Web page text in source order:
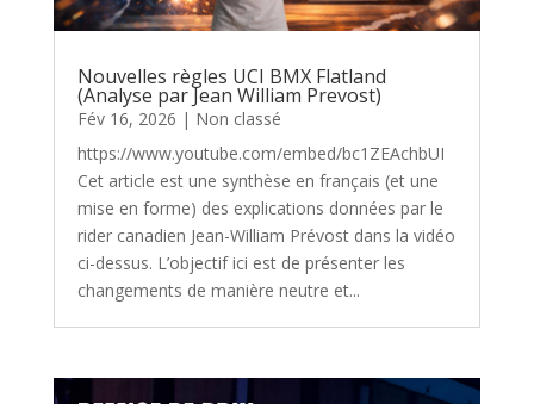
Nouvelles règles UCI BMX Flatland
(Analyse par Jean William Prevost)
Fév 16, 2026 | Non classé
https://www.youtube.com/embed/bc1ZEAchbUI
Cet article est une synthèse en français (et une
mise en forme) des explications données par le
rider canadien Jean-William Prévost dans la vidéo
ci-dessus. L’objectif ici est de présenter les
changements de manière neutre et...